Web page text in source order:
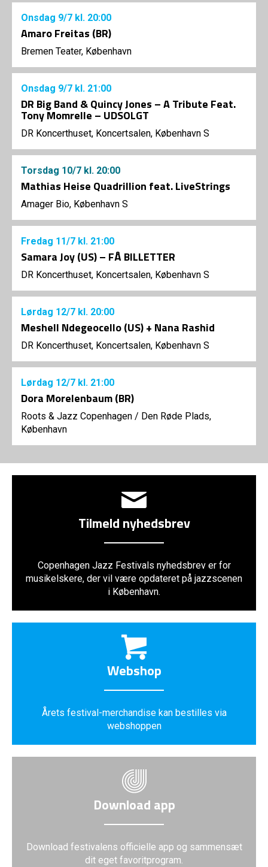
Onsdag 9/7 kl. 20:00
Amaro Freitas (BR)
Bremen Teater, København
Onsdag 9/7 kl. 21:00
DR Big Band & Quincy Jones – A Tribute Feat.
Tony Momrelle – UDSOLGT
DR Koncerthuset, Koncertsalen, København S
Torsdag 10/7 kl. 20:00
Mathias Heise Quadrillion feat. LiveStrings
Amager Bio, København S
Fredag 11/7 kl. 21:00
Samara Joy (US) – FÅ BILLETTER
DR Koncerthuset, Koncertsalen, København S
Lørdag 12/7 kl. 20:00
Meshell Ndegeocello (US) + Nana Rashid
DR Koncerthuset, Koncertsalen, København S
Lørdag 12/7 kl. 21:00
Dora Morelenbaum (BR)
Roots & Jazz Copenhagen / Den Røde Plads,
København
Tilmeld nyhedsbrev
Copenhagen Jazz Festivals nyhedsbrev er for
musikelskere, der vil være opdateret på jazzscenen
i København.
Webshop
Årets festival-merchandise kan bestilles via
webshoppen
Download app
Download festivalens officielle app og sammensæt
dit eget favoritprogram.